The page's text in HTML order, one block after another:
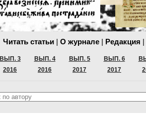
Читать статьи | О журнале | Редакция |
ВЫП. 3
2016
ВЫП. 4
2016
ВЫП. 5
2017
ВЫП. 6
2017